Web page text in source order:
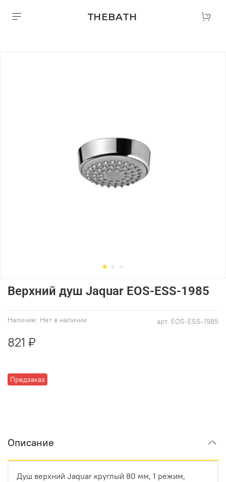
THEBATH
арт. EOS-ESS-1985
Наличие: Нет в наличии
Предзаказ
Верхний душ Jaquar EOS-ESS-1985
821 ₽
Описание
Душ верхний Jaquar круглый 80 мм, 1 режим,